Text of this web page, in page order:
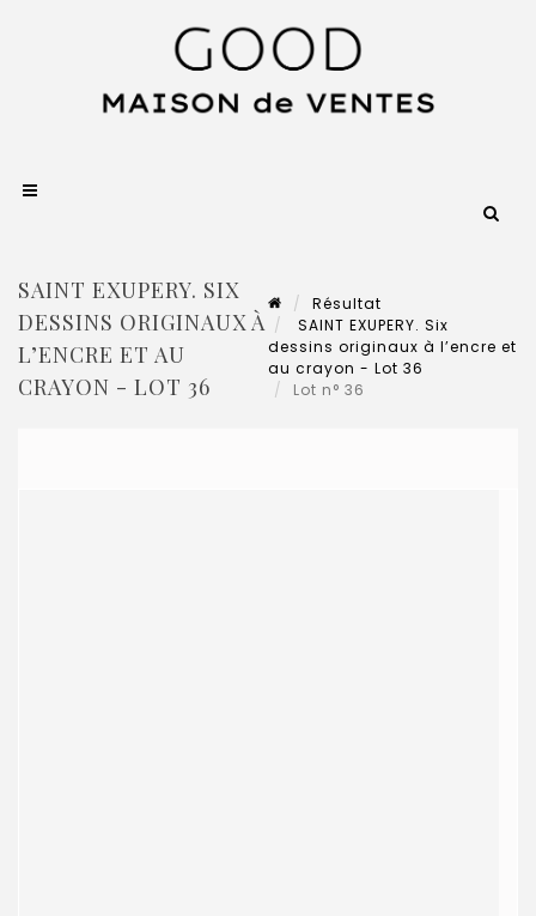
SAINT EXUPERY. SIX
DESSINS ORIGINAUX À
L’ENCRE ET AU
CRAYON - LOT 36
Résultat
SAINT EXUPERY. Six
dessins originaux à l’encre et
au crayon - Lot 36
Lot n° 36